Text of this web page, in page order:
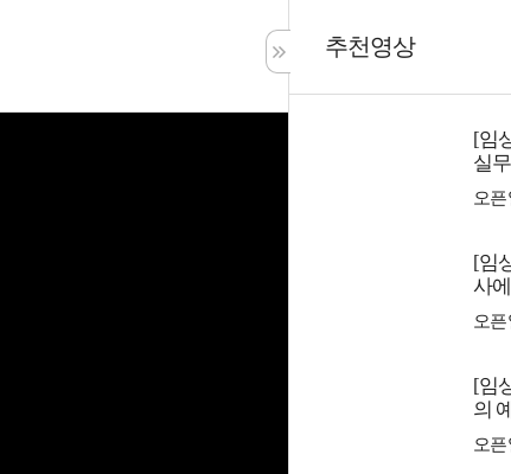
추천영상
[임
실
오픈
[임
사
오픈
[임
의
오픈